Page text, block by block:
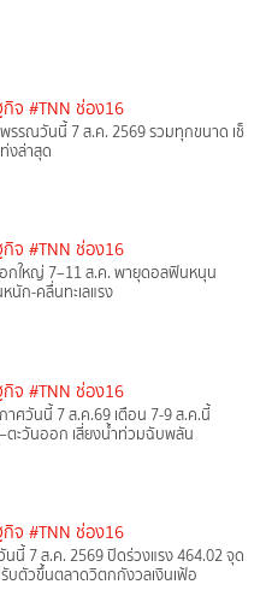
กิจ #TNN ช่อง16
รรณวันนี้ 7 ส.ค. 2569 รวมทุกขนาด เช็
งล่าสุด
กิจ #TNN ช่อง16
กใหญ่ 7–11 ส.ค. พายุดอลฟินหนุน
นัก-คลื่นทะเลแรง
กิจ #TNN ช่อง16
ศวันนี้ 7 ส.ค.69 เตือน 7-9 ส.ค.นี้
ตะวันออก เสี่ยงน้ำท่วมฉับพลัน
กิจ #TNN ช่อง16
นนี้ 7 ส.ค. 2569 ปิดร่วงแรง 464.02 จุด
บตัวขึ้นตลาดวิตกกังวลเงินเฟ้อ